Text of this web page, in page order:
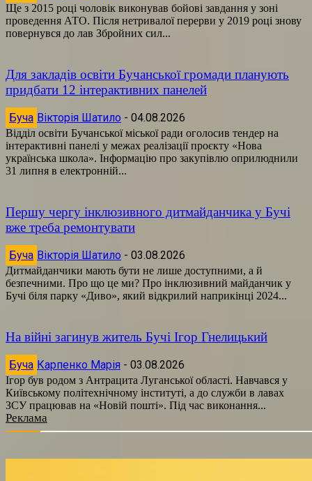
Ще з 2015 році чоловік виконував бойові завдання у зоні
проведення АТО. Після нетривалої перерви у 2019 році знову
повернувся до лав Збройних сил...
Для закладів освіти Бучанської громади планують
придбати 12 інтерактивних панелей
Буча Вікторія Шатило - 04.08.2026
Відділ освіти Бучанської міської ради оголосив тендер на
інтерактивні панелі у межах реалізації проєкту «Нова
українська школа». Інформацію про закупівлю оприлюднили
31 липня в електронній...
Першу чергу інклюзивного дитмайданчика у Бучі
вже треба ремонтувати
Буча Вікторія Шатило - 03.08.2026
Дитмайданчики мають бути не лише доступними, а й
безпечними. Про що це ми? Про інклюзивний майданчик у
Бучі біля парку «Диво», який відкрилий наприкінці 2024...
На війні загинув житель Бучі Ігор Гнелицький
Буча Карпенко Марія - 03.08.2026
Ігор був родом з Антрацита Луганської області. Навчався у
Київському політехнічному інституті, а до служби в лавах
ЗСУ працював на «Новій пошті». Під час виконання...
Реклама